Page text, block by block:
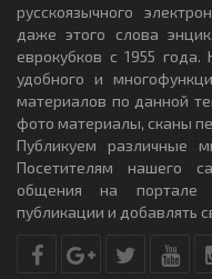
русскоязычного
даже этого слова
еврокубков с 1955
удобного и
материалов по данной
фото материалы, сканы
Публикуем различные
Посетителям нашего
общения на портале
публикации и добавлять